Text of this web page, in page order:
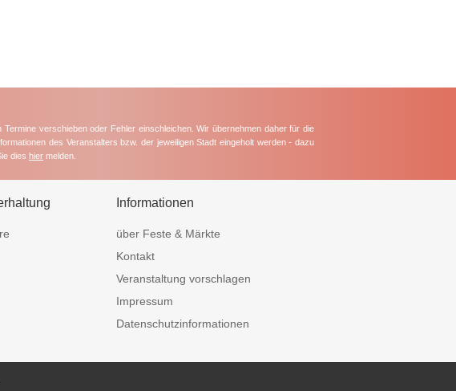
verschieben oder Fehler einschleichen. Wir übernehmen daher für die
des Veranstalters bzw. der jeweiligen Stadt eingeholt werden - dazu
dies hier melden.
Informationen
über Feste & Märkte
Kontakt
Veranstaltung vorschlagen
Impressum
Datenschutzinformationen